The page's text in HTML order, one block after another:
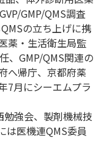
GMP/QMS調査
の立ち上げに携
薬・生活衛生局監
、GMP/QMS関連の
へ帰庁、京都府薬
7月にシーエムプラ
勉強会、製剤機械技
は医機連QMS委員